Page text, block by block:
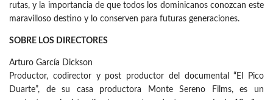
rutas, y la importancia de que todos los dominicanos conozcan este
maravilloso destino y lo conserven para futuras generaciones.
SOBRE LOS DIRECTORES
Arturo García Dickson
Productor, codirector y post productor del documental “El Pico
Duarte”, de su casa productora Monte Sereno Films, es un